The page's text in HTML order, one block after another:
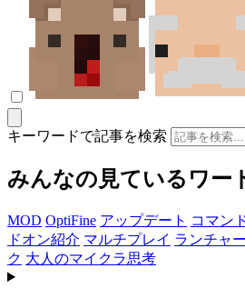
キーワードで記事を検索
みんなの見ているワー
MOD OptiFine アップデート コマン
ドオン紹介 マルチプレイ ランチャ
ク 大人のマイクラ思考